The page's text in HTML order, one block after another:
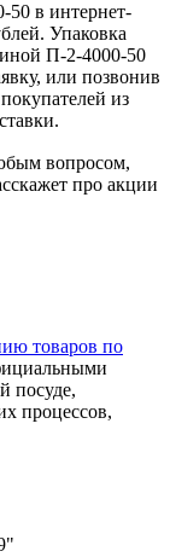
50 в интернет-
Упаковка
П-2-4000-50
или позвонив
из
вопросом,
про акции
товаров по
посуде,
процессов,